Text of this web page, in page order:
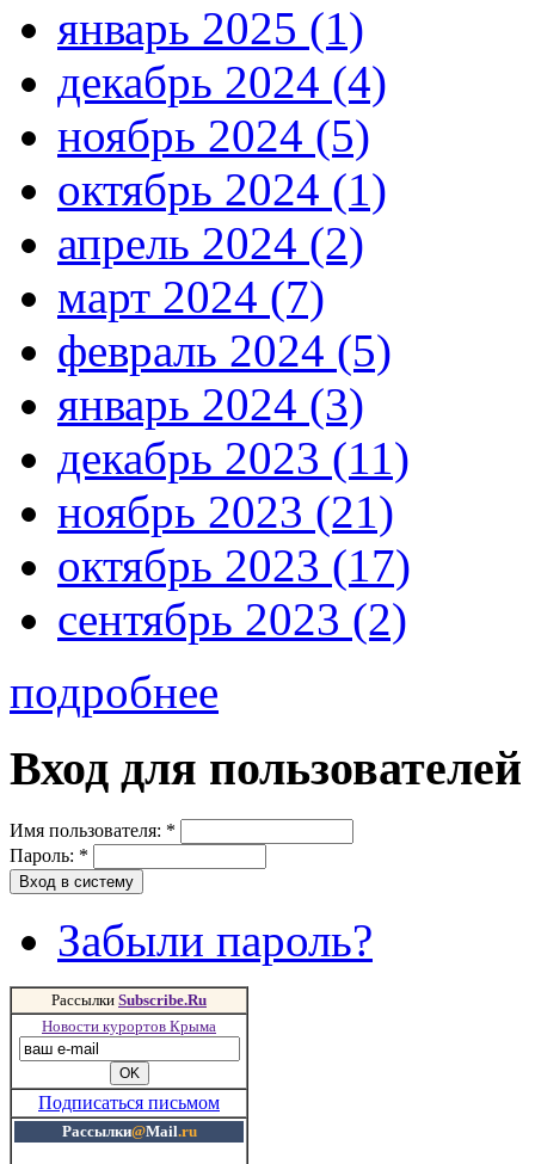
январь 2025 (1)
декабрь 2024 (4)
ноябрь 2024 (5)
октябрь 2024 (1)
апрель 2024 (2)
март 2024 (7)
февраль 2024 (5)
январь 2024 (3)
декабрь 2023 (11)
ноябрь 2023 (21)
октябрь 2023 (17)
сентябрь 2023 (2)
подробнее
Вход для пользователей
Имя пользователя: *
Пароль: *
Забыли пароль?
Рассылки Subscribe.Ru
Новости курортов Крыма
Подписаться письмом
Рассылки@Mail.ru